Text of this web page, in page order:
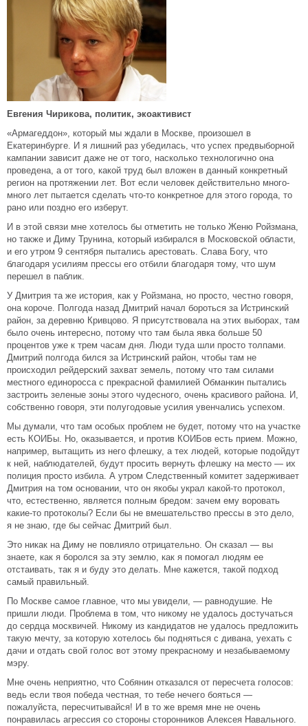
Евгения Чирикова, политик, экоактивист
«Армагеддон», который мы ждали в Москве, произошел в
Екатеринбурге. И я лишний раз убедилась, что успех предвыборной
кампании зависит даже не от того, насколько технологично она
проведена, а от того, какой труд был вложен в данный конкретный
регион на протяжении лет. Вот если человек действительно много-
много лет пытается сделать что-то конкретное для этого города, то
рано или поздно его изберут.
И в этой связи мне хотелось бы отметить не только Женю Ройзмана,
но также и Диму Трунина, который избирался в Московской области,
и его утром 9 сентября пытались арестовать. Слава Богу, что
благодаря усилиям прессы его отбили благодаря тому, что шум
перешел в паблик.
У Дмитрия та же история, как у Ройзмана, но просто, честно говоря,
она короче. Полгода назад Дмитрий начал бороться за Истринский
район, за деревню Кривцово. Я присутствовала на этих выборах, там
было очень интересно, потому что там была явка больше 50
процентов уже к трем часам дня. Люди туда шли просто толпами.
Дмитрий полгода бился за Истринский район, чтобы там не
происходил рейдерский захват земель, потому что там силами
местного единоросса с прекрасной фамилией Обманкин пытались
застроить зеленые зоны этого чудесного, очень красивого района. И,
собственно говоря, эти полугодовые усилия увенчались успехом.
Мы думали, что там особых проблем не будет, потому что на участке
есть КОИБы. Но, оказывается, и против КОИБов есть прием. Можно,
например, вытащить из него флешку, а тех людей, которые подойдут
к ней, наблюдателей, будут просить вернуть флешку на место — их
полиция просто избила. А утром Следственный комитет задерживает
Дмитрия на том основании, что он якобы украл какой-то протокол,
что, естественно, является полным бредом: зачем ему воровать
какие-то протоколы? Если бы не вмешательство прессы в это дело,
я не знаю, где бы сейчас Дмитрий был.
Это никак на Диму не повлияло отрицательно. Он сказал — вы
знаете, как я боролся за эту землю, как я помогал людям ее
отстаивать, так я и буду это делать. Мне кажется, такой подход
самый правильный.
По Москве самое главное, что мы увидели, — равнодушие. Не
пришли люди. Проблема в том, что никому не удалось достучаться
до сердца москвичей. Никому из кандидатов не удалось предложить
такую мечту, за которую хотелось бы подняться с дивана, уехать с
дачи и отдать свой голос вот этому прекрасному и незабываемому
мэру.
Мне очень неприятно, что Собянин отказался от пересчета голосов:
ведь если твоя победа честная, то тебе нечего бояться —
пожалуйста, пересчитывайся! И в то же время мне не очень
понравилась агрессия со стороны сторонников Алексея Навального.